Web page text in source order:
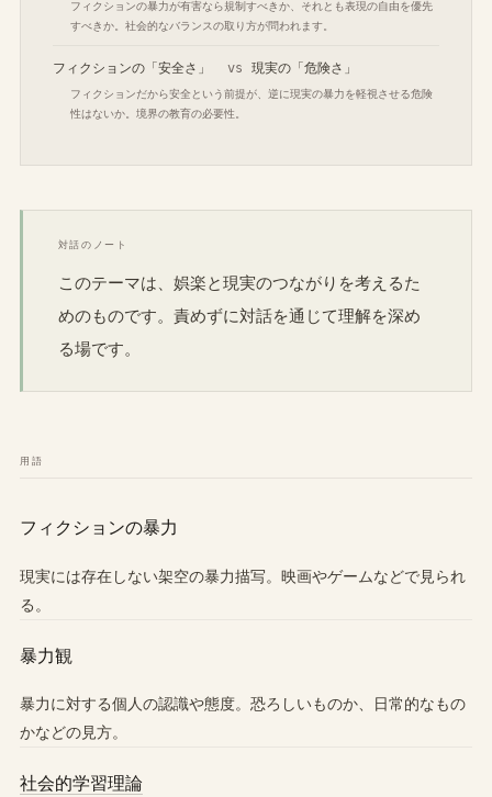
フィクションの暴力が有害なら規制すべきか、それとも表現の自由を優先
すべきか。社会的なバランスの取り方が問われます。
フィクションの「安全さ」 vs 現実の「危険さ」
フィクションだから安全という前提が、逆に現実の暴力を軽視させる危険
性はないか。境界の教育の必要性。
対話のノート
このテーマは、娯楽と現実のつながりを考えるた
めのものです。責めずに対話を通じて理解を深め
る場です。
用語
フィクションの暴力
現実には存在しない架空の暴力描写。映画やゲームなどで見られ
る。
暴力観
暴力に対する個人の認識や態度。恐ろしいものか、日常的なもの
かなどの見方。
社会的学習理論